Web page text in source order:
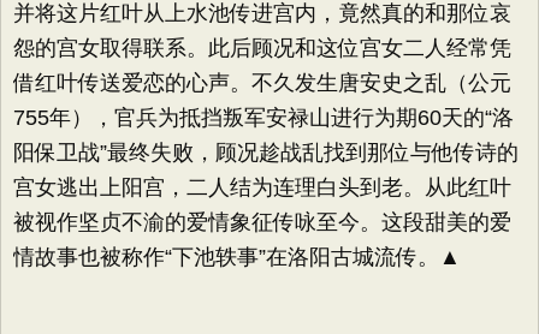
并将这片红叶从上水池传进宫内，竟然真的和那位哀
怨的宫女取得联系。此后顾况和这位宫女二人经常凭
借红叶传送爱恋的心声。不久发生唐安史之乱（公元
755年），官兵为抵挡叛军安禄山进行为期60天的“洛
阳保卫战”最终失败，顾况趁战乱找到那位与他传诗的
宫女逃出上阳宫，二人结为连理白头到老。从此红叶
被视作坚贞不渝的爱情象征传咏至今。这段甜美的爱
情故事也被称作“下池轶事”在洛阳古城流传。▲